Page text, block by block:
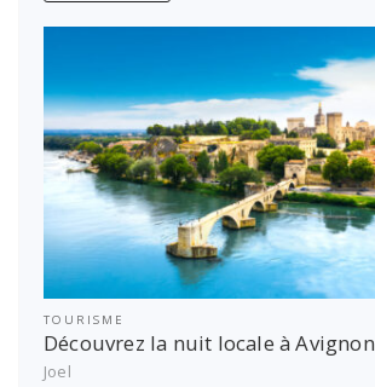
TOURISME
Découvrez la nuit locale à Avignon
Joel